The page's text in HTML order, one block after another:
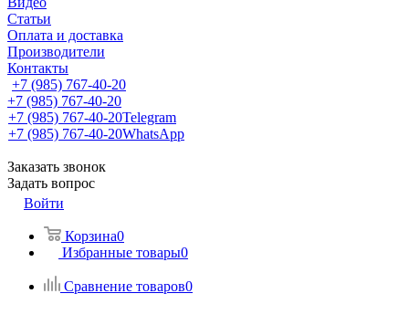
Статьи
Оплата и доставка
Производители
Контакты
+7 (985) 767-40-20
+7 (985) 767-40-20
+7 (985) 767-40-20Telegram
+7 (985) 767-40-20WhatsApp
Заказать звонок
Задать вопрос
Войти
Корзина0
Избранные товары0
Сравнение товаров0